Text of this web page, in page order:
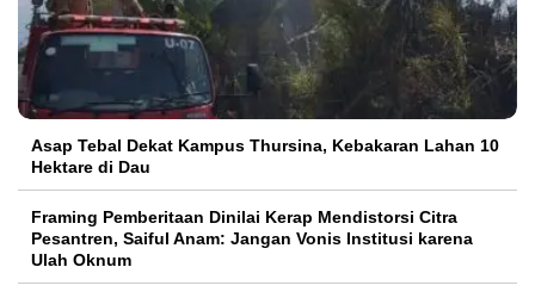
Asap Tebal Dekat Kampus Thursina, Kebakaran Lahan 10
Hektare di Dau
Framing Pemberitaan Dinilai Kerap Mendistorsi Citra
Pesantren, Saiful Anam: Jangan Vonis Institusi karena
Ulah Oknum